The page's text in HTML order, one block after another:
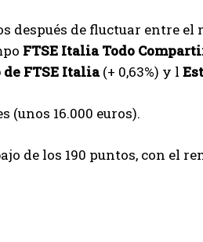
después de fluctuar entre
FTSE Italia Todo
FTSE Italia(+ 0,63%) y l
(unos 16.000 euros).
de los 190 puntos, con el